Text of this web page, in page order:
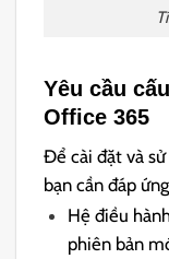
Yêu cầu
Office 365
Để cài đặt và
bạn cần đáp
Hệ điều
phiên bản